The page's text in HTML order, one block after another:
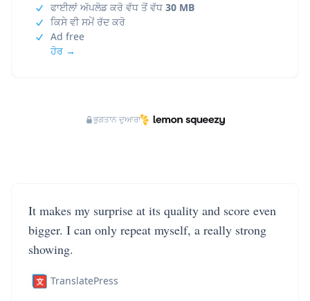
ਫਾਈਲਾਂ ਅੱਪਲੋਡ ਕਰੋ ਵੱਧ ਤੋਂ ਵੱਧ 30 MB
ਕਿਸੇ ਵੀ ਸਮੇਂ ਰੱਦ ਕਰੋ
Ad free
ਹੋਰ →
ਭੁਗਤਾਨ ਦੁਆਰਾ
It makes my surprise at its quality and score even
bigger. I can only repeat myself, a really strong
showing.
TranslatePress